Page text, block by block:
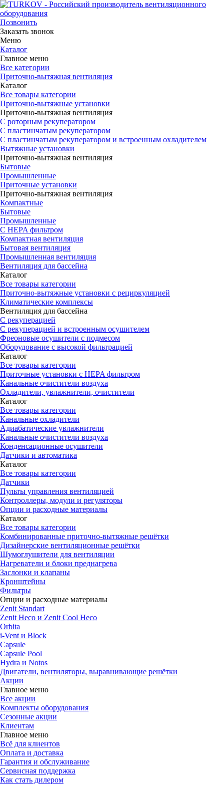
Позвонить
Заказать звонок
Меню
Каталог
Главное меню
Все категории
Приточно-вытяжная вентиляция
Каталог
Все товары категории
Приточно-вытяжные установки
Приточно-вытяжная вентиляция
С роторным рекуператором
С пластинчатым рекуператором
С пластинчатым рекуператором и встроенным охладителем
Вытяжные установки
Приточно-вытяжная вентиляция
Бытовые
Промышленные
Приточные установки
Приточно-вытяжная вентиляция
Компактные
Бытовые
Промышленные
С HEPA фильтром
Компактная вентиляция
Бытовая вентиляция
Промышленная вентиляция
Вентиляция для бассейна
Каталог
Все товары категории
Приточно-вытяжные установки с рециркуляцией
Климатические комплексы
Вентиляция для бассейна
С рекуперацией
С рекуперацией и встроенным осушителем
Фреоновые осушители с подмесом
Оборудование с высокой фильтрацией
Каталог
Все товары категории
Приточные установки c HEPA фильтром
Канальные очистители воздуха
Охладители, увлажнители, очистители
Каталог
Все товары категории
Канальные охладители
Адиабатические увлажнители
Канальные очистители воздуха
Конденсационные осушители
Датчики и автоматика
Каталог
Все товары категории
Датчики
Пульты управления вентиляцией
Контроллеры, модули и регуляторы
Опции и расходные материалы
Каталог
Все товары категории
Комбинированные приточно-вытяжные решётки
Дизайнерские вентиляционные решётки
Шумоглушители для вентиляции
Нагреватели и блоки преднагрева
Заслонки и клапаны
Кронштейны
Фильтры
Опции и расходные материалы
Zenit Standart
Zenit Heco и Zenit Cool Heco
Orbita
i-Vent и Block
Capsule
Capsule Pool
Hydra и Notos
Двигатели, вентиляторы, выравнивающие решётки
Акции
Главное меню
Все акции
Комплекты оборудования
Сезонные акции
Клиентам
Главное меню
Всё для клиентов
Оплата и доставка
Гарантия и обслуживание
Сервисная поддержка
Как стать дилером